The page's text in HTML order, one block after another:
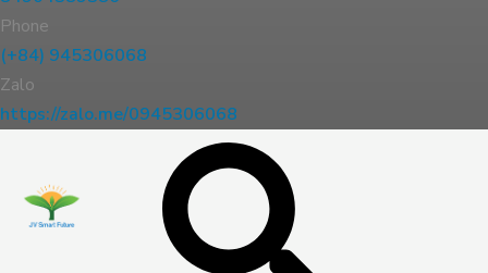
Phone
(+84) 945306068
Zalo
https://zalo.me/0945306068